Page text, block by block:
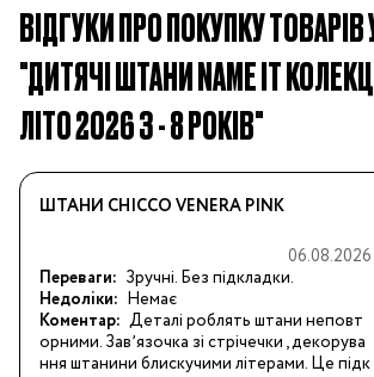
ВІДГУКИ ПРО ПОКУПКУ ТОВАРІВ
"ДИТЯЧІ ШТАНИ NAME IT
ЛІТО 2026 3 - 8 РОКІВ"
ШТАНИ CHICCO VENERA PINK
06.08.2026
Переваги: Зручні. Без підкладки.
Недоліки: Немає
Коментар: Деталі роблять штани неповт
орними. Завʼязочка зі стрічечки , декорува
ння штанини блискучими літерами. Це підк